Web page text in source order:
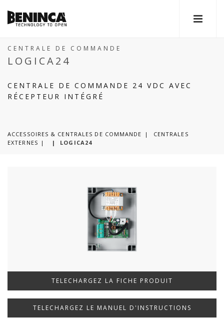
CENTRALE DE COMMANDE
LOGICA24
CENTRALE DE COMMANDE 24 VDC AVEC
RÉCEPTEUR INTÉGRÉ
ACCESSOIRES & CENTRALES DE COMMANDE
CENTRALES
EXTERNES
| LOGICA24
TELECHARGEZ LA FICHE PRODUIT
TELECHARGEZ LE MANUEL D'INSTRUCTIONS